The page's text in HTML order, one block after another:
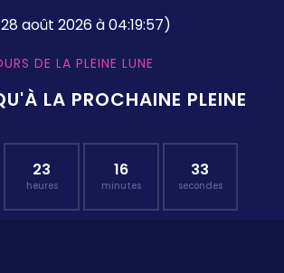
août 2026 à 04:19:57)
DE LA PLEINE LUNE
LA PROCHAINE PLEINE
23
heures
16
minutes
33
secondes